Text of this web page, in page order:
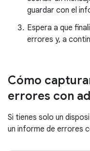
guardar con el
Espera a que
errores y, a
Cómo
errores con
Si tienes solo un
un informe de errores